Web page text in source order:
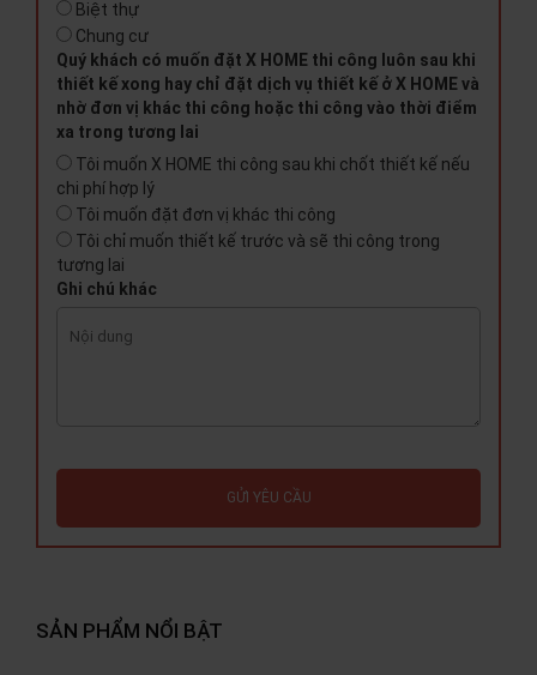
Biệt thự
Chung cư
Quý khách có muốn đặt X HOME thi công luôn sau khi
thiết kế xong hay chỉ đặt dịch vụ thiết kế ở X HOME và
nhờ đơn vị khác thi công hoặc thi công vào thời điểm
xa trong tương lai
Tôi muốn X HOME thi công sau khi chốt thiết kế nếu
chi phí hợp lý
Tôi muốn đặt đơn vị khác thi công
Tôi chỉ muốn thiết kế trước và sẽ thi công trong
tương lai
Ghi chú khác
GỬI YÊU CẦU
SẢN PHẨM NỔI BẬT